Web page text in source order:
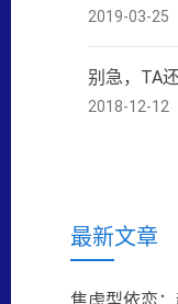
2019-03-25
别急，TA
2018-12-12
最新文章